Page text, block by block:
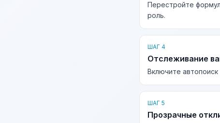
Перестройте
роль.
ШАГ 4
Отслеживание
Включите
ШАГ 5
Прозрачные